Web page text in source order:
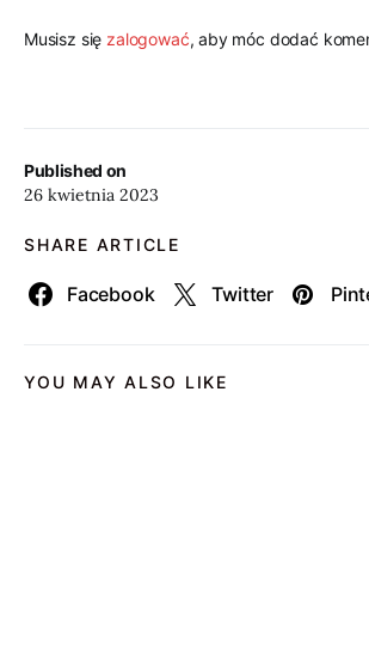
Published on
26 kwietnia 2023
SHARE ARTICLE
Facebook Twitter
Musisz się zalogować, aby móc dodać
YOU MAY ALSO LIKE